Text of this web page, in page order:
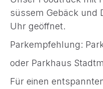
süssem Gebäck und
Uhr geöffnet.
Parkempfehlung:
oder Parkhaus
Für einen